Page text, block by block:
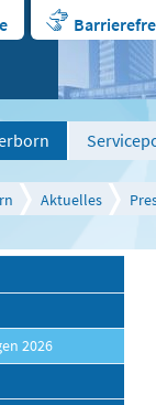
Aktuelles
2026